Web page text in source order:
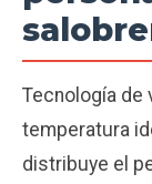
Tecnología de
temperatura
distribuye el